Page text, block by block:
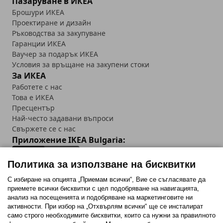
Брошури ИКЕА
Проектиране и дизайн
Ръководства за закупуване
Гаранции ИКЕА
Ваучер за подарък ИКЕА
Условия за връщане на закупени стоки
За ИКЕА
Работете с нас
Това е ИКЕА
Пресцентър
Най-често задавани въпроси
Свържете се с нас
Приложение IKEA Bulgaria:
Последвайте ни:
FacebookTwitterYoutubePinterestInstagram
Политика за използване на бисквитки
С избиране на опцията „Приемам всички“, Вие се съгласявате да
приемете всички бисквитки с цел подобряване на навигацията,
анализ на посещенията и подобряване на маркетинговите ни
активности. При избор на „Отхвърлям всички“ ще се инсталират
само строго необходимитe бисквитки, които са нужни за правилното